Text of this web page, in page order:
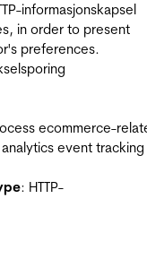
informasjonskapsel
in order to present
preferences.
ecommerce-
event tracking
: HTTP-